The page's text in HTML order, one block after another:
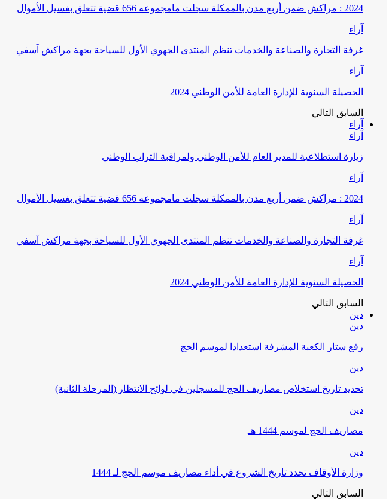
2024 : مراكش ضمن أربع مدن بالممكلة سجلت مامجموعه 656 قضية تتعلق بغسيل الأموال
آراء
غرفة التجارة والصناعة والخدمات تنظم المنتدى الجهوي الأول للسياحة بجهة مراكش آسفي
آراء
الحصيلة السنوية للإدارة العامة للأمن الوطني 2024
السابق التالي
آراء
آراء
زيارة استطلاعية للمدير العام للأمن الوطني ولمراقبة التراب الوطني
آراء
2024 : مراكش ضمن أربع مدن بالممكلة سجلت مامجموعه 656 قضية تتعلق بغسيل الأموال
آراء
غرفة التجارة والصناعة والخدمات تنظم المنتدى الجهوي الأول للسياحة بجهة مراكش آسفي
آراء
الحصيلة السنوية للإدارة العامة للأمن الوطني 2024
السابق التالي
دين
دين
رفع ستار الكعبة المشرفة استعدادا لموسم الحج
دين
تحديد تاريخ استخلاص مصاريف الحج للمسجلين في لوائح الانتظار (المرحلة الثانية)
دين
مصاريف الحج لموسم 1444 هـ
دين
وزارة الأوقاف تحدد تاريخ الشروع في أداء مصاريف موسم الحج لـ 1444
السابق التالي